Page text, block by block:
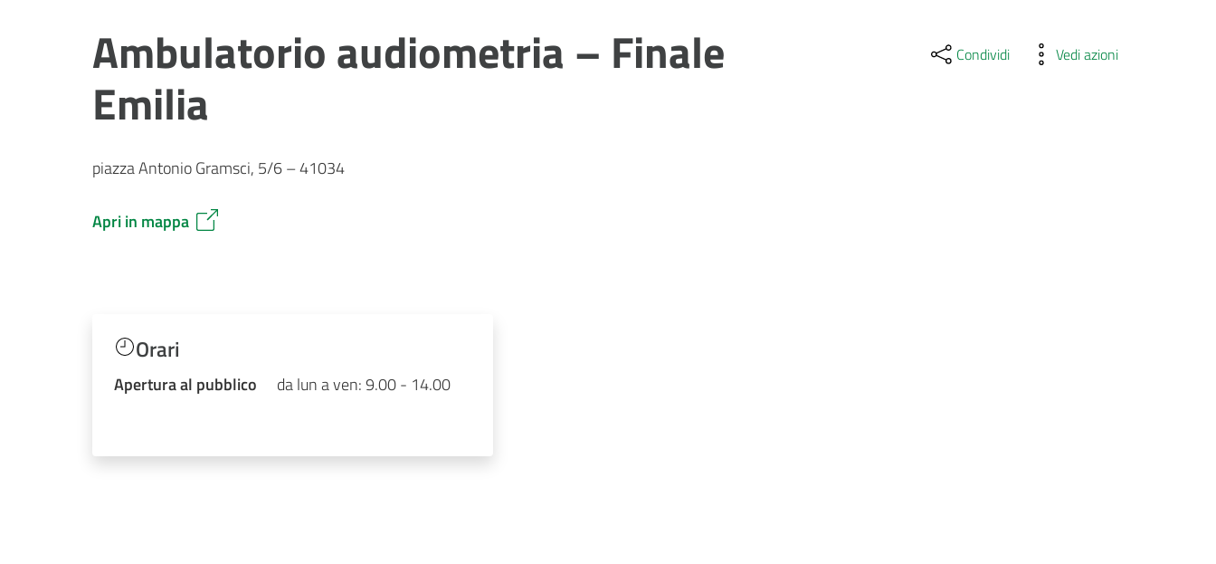
Ambulatorio audiometria – Finale
Emilia
piazza Antonio Gramsci, 5/6 – 41034
Apri in mappa
Condividi Vedi azioni
Orari
Apertura al pubblico da lun a ven: 9.00 - 14.00